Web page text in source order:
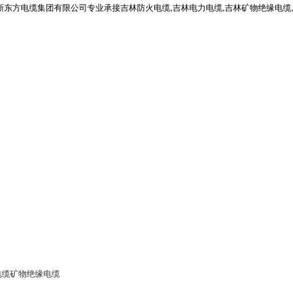
方电缆集团有限公司专业承接吉林防火电缆,吉林电力电缆,吉林矿物绝缘电
矿物绝缘电缆